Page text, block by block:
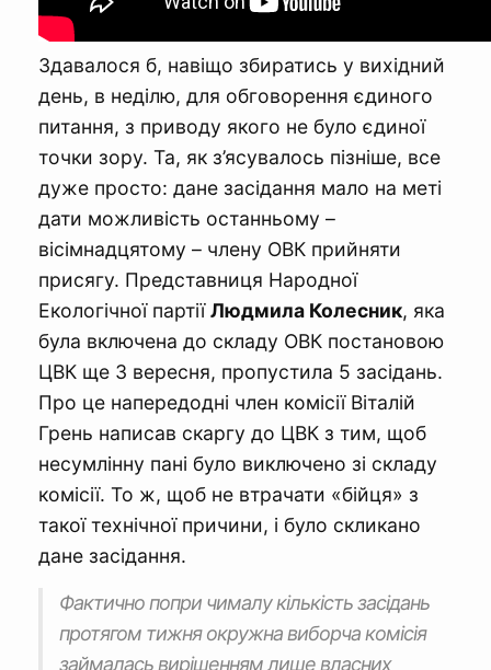
Здавалося б, навіщо збиратись у вихідний
день, в неділю, для обговорення єдиного
питання, з приводу якого не було єдиної
точки зору. Та, як з’ясувалось пізніше, все
дуже просто: дане засідання мало на меті
дати можливість останньому –
вісімнадцятому – члену ОВК прийняти
присягу. Представниця Народної
Екологічної партіїЛюдмила Колесник, яка
була включена до складу ОВК постановою
ЦВК ще 3 вересня, пропустила 5 засідань.
Про це напередодні член комісії Віталій
Грень написав скаргу до ЦВК з тим, щоб
несумлінну пані було виключено зі складу
комісії. То ж, щоб не втрачати «бійця» з
такої технічної причини, і було скликано
дане засідання.
Фактично попри чималу кількість засідань
протягом тижня окружна виборча комісія
займалась вирішенням лише власних